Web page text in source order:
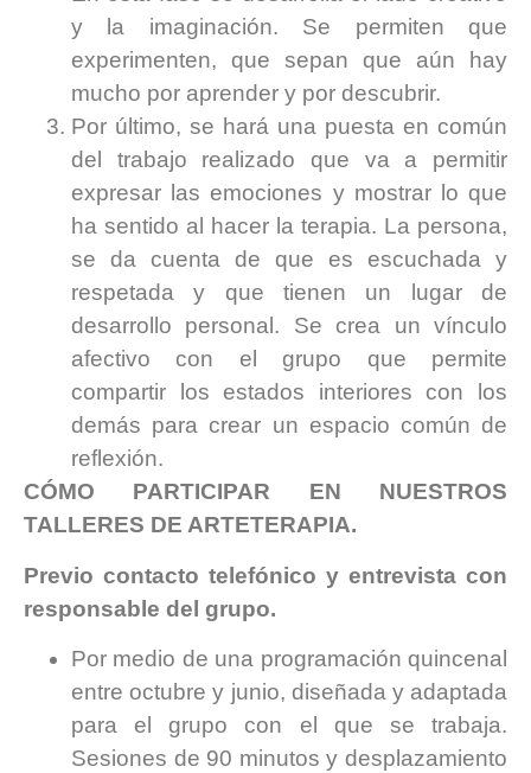
y la imaginación. Se permiten que
experimenten, que sepan que aún hay
mucho por aprender y por descubrir.
Por último, se hará una puesta en común
del trabajo realizado que va a permitir
expresar las emociones y mostrar lo que
ha sentido al hacer la terapia. La persona,
se da cuenta de que es escuchada y
respetada y que tienen un lugar de
desarrollo personal. Se crea un vínculo
afectivo con el grupo que permite
compartir los estados interiores con los
demás para crear un espacio común de
reflexión.
CÓMO PARTICIPAR EN NUESTROS
TALLERES DE ARTETERAPIA.
Previo contacto telefónico y entrevista con
responsable del grupo.
Por medio de una programación quincenal
entre octubre y junio, diseñada y adaptada
para el grupo con el que se trabaja.
Sesiones de 90 minutos y desplazamiento